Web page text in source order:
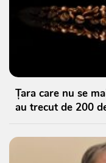
Țara care nu se
au trecut de 200